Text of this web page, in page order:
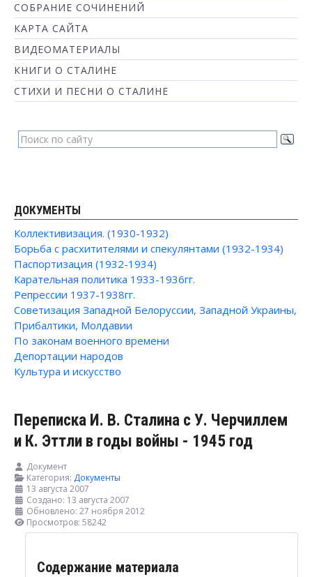
СОБРАНИЕ СОЧИНЕНИЙ
КАРТА САЙТА
ВИДЕОМАТЕРИАЛЫ
КНИГИ О СТАЛИНЕ
СТИХИ И ПЕСНИ О СТАЛИНЕ
ДОКУМЕНТЫ
Коллективизация. (1930-1932)
Борьба с расхитителями и спекулянтами (1932-1934)
Паспортизация (1932-1934)
Карательная политика 1933-1936гг.
Репрессии 1937-1938гг.
Советизация Западной Белоруссии, Западной Украины,
Прибалтики, Молдавии
По законам военного времени
Депортации народов
Культура и искусство
Переписка И. В. Сталина с У. Черчиллем
и К. Эттли в годы войны - 1945 год
Документ
Категория: Документы
13 августа 2007
Создано: 13 августа 2007
Обновлено: 27 ноября 2012
Просмотров: 58242
Содержание материала